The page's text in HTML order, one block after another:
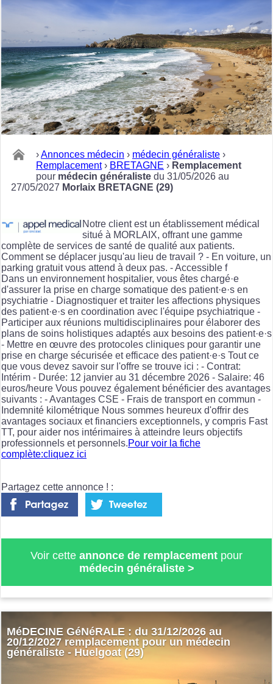
›Annonces médecin › médecin généraliste ›
Remplacement › BRETAGNE › Remplacement
pour médecin généraliste du 31/05/2026 au
27/05/2027 Morlaix BRETAGNE (29)
Notre client est un établissement médical
situé à MORLAIX, offrant une gamme
complète de services de santé de qualité aux patients.
Comment se déplacer jusqu'au lieu de travail ? - En voiture, un
parking gratuit vous attend à deux pas. - Accessible f
Dans un environnement hospitalier, vous êtes chargé·e
d'assurer la prise en charge somatique des patient·e·s en
psychiatrie - Diagnostiquer et traiter les affections physiques
des patient·e·s en coordination avec l'équipe psychiatrique -
Participer aux réunions multidisciplinaires pour élaborer des
plans de soins holistiques adaptés aux besoins des patient·e·s
- Mettre en œuvre des protocoles cliniques pour garantir une
prise en charge sécurisée et efficace des patient·e·s Tout ce
que vous devez savoir sur l'offre se trouve ici : - Contrat:
Intérim - Durée: 12 janvier au 31 décembre 2026 - Salaire: 46
euros/heure Vous pouvez également bénéficier des avantages
suivants : - Avantages CSE - Frais de transport en commun -
Indemnité kilométrique Nous sommes heureux d'offrir des
avantages sociaux et financiers exceptionnels, y compris Fast
TT, pour aider nos intérimaires à atteindre leurs objectifs
professionnels et personnels.Pour voir la fiche
complète:cliquez ici
Partagez cette annonce ! :
Voir cette annonce de remplacement pour
médecin généraliste>
MéDECINE GéNéRALE : du 31/12/2026 au
20/12/2027 remplacement pour un médecin
généraliste - Huelgoat (29)